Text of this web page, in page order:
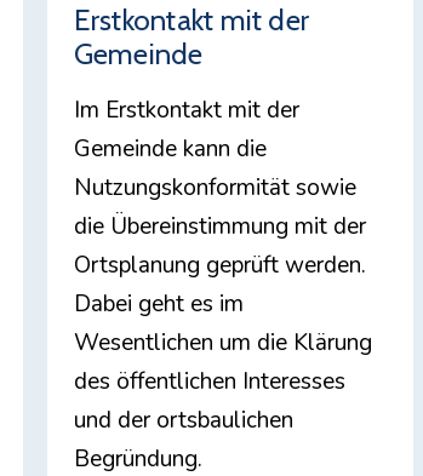
Erstkontakt mit der
Gemeinde
Im Erstkontakt mit der
Gemeinde kann die
Nutzungskonformität sowie
die Übereinstimmung mit der
Ortsplanung geprüft werden.
Dabei geht es im
Wesentlichen um die Klärung
des öffentlichen Interesses
und der ortsbaulichen
Begründung.